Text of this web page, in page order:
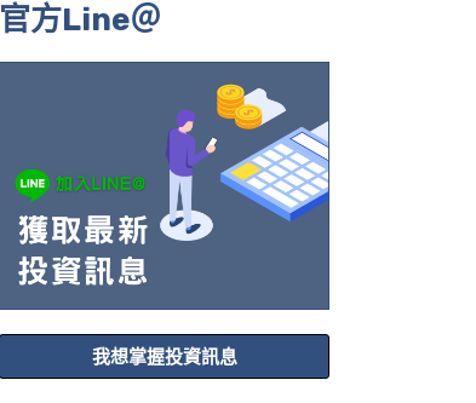
官方Line＠
我想掌握投資訊息